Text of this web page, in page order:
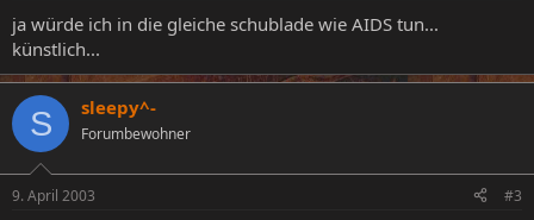
ja würde ich in die gleiche schublade wie AIDS tun...
künstlich...
S sleepy^-
Forumbewohner
9. April 2003 #3